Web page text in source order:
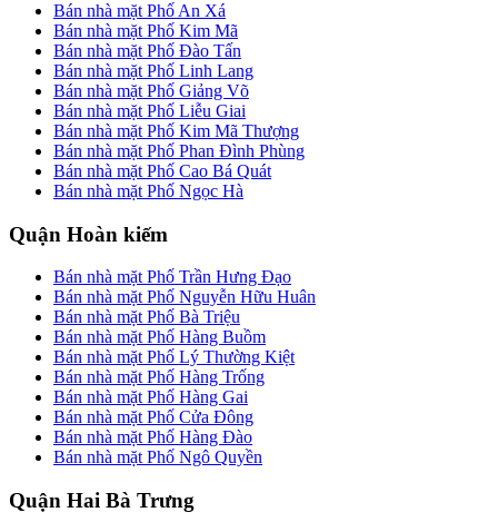
Bán nhà mặt Phố An Xá
Bán nhà mặt Phố Kim Mã
Bán nhà mặt Phố Đào Tấn
Bán nhà mặt Phố Linh Lang
Bán nhà mặt Phố Giảng Võ
Bán nhà mặt Phố Liễu Giai
Bán nhà mặt Phố Kim Mã Thượng
Bán nhà mặt Phố Phan Đình Phùng
Bán nhà mặt Phố Cao Bá Quát
Bán nhà mặt Phố Ngọc Hà
Quận Hoàn kiếm
Bán nhà mặt Phố Trần Hưng Đạo
Bán nhà mặt Phố Nguyễn Hữu Huân
Bán nhà mặt Phố Bà Triệu
Bán nhà mặt Phố Hàng Buồm
Bán nhà mặt Phố Lý Thường Kiệt
Bán nhà mặt Phố Hàng Trống
Bán nhà mặt Phố Hàng Gai
Bán nhà mặt Phố Cửa Đông
Bán nhà mặt Phố Hàng Đào
Bán nhà mặt Phố Ngô Quyền
Quận Hai Bà Trưng